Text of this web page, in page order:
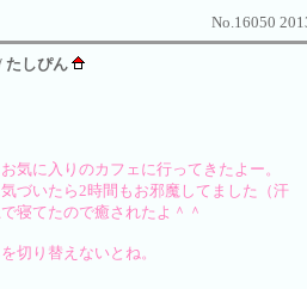
No.16050
たしぴん
気に入りのカフェに行ってきたよー。
づいたら2時間もお邪魔してました（汗
寝てたので癒されたよ＾＾
切り替えないとね。